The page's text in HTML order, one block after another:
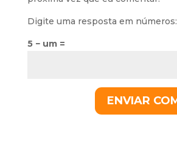
Digite uma resposta em números:
5 − um =